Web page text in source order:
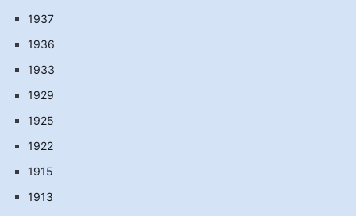
1937
1936
1933
1929
1925
1922
1915
1913